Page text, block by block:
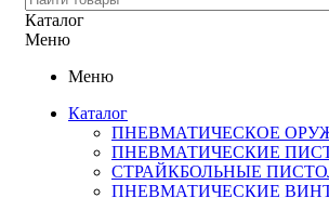
Каталог
Меню
Меню
Каталог
ПНЕВМАТИЧЕСКОЕ
ПНЕВМАТИЧЕСКИЕ
СТРАЙКБОЛЬНЫЕ
ПНЕВМАТИЧЕСКИЕ